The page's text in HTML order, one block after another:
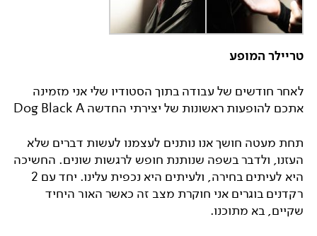
טריילר המופע
לאחר חודשים של עבודה בתוך הסטודיו שלי אני מזמינה
אתכם להופעות ראשונות של יצירתי החדשה Dog Black A
תחת מעטה חושך אנו נותנים לעצמנו לעשות דברים שלא
העזנו, ולדבר בשפה שנותנת חופש לרגשות שונים. החשיכה
היא לעיתים בחירה, ולעיתים היא נכפית עלינו. יחד עם 2
רקדנים בוגרים אני חוקרת מצב זה כאשר האור היחיד
שקיים, בא מתוכנו.